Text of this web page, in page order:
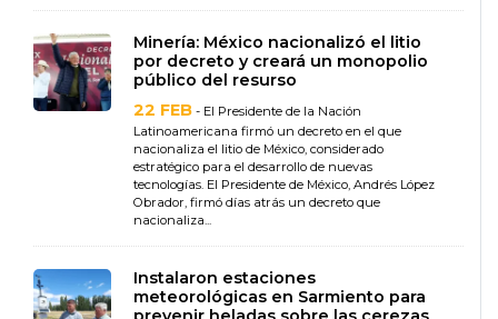
Minería: México nacionalizó el litio
por decreto y creará un monopolio
público del resurso
22 FEB - El Presidente de la Nación
Latinoamericana firmó un decreto en el que
nacionaliza el litio de México, considerado
estratégico para el desarrollo de nuevas
tecnologías. El Presidente de México, Andrés López
Obrador, firmó días atrás un decreto que
nacionaliza...
Instalaron estaciones
meteorológicas en Sarmiento para